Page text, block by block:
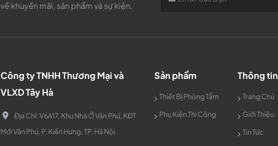
về khuyến mãi, sản phẩm và sự kiện.
Công ty TNHH Thương Mại và
VLXD Tây Hà
Địa Chỉ:V6A17, Khu Nhà Ở Văn Phú, KĐT
Mới Văn Phú, P. Kiến Hưng, TP. Hà Nội.
Sản phẩm
Thiết Bị Phòng Tắm
Phụ Kiện Thi Công
Thông tin
Trang Chủ
Giới Thiệu
Tin Tức